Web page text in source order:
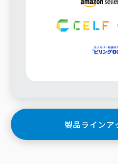
製品ラインア